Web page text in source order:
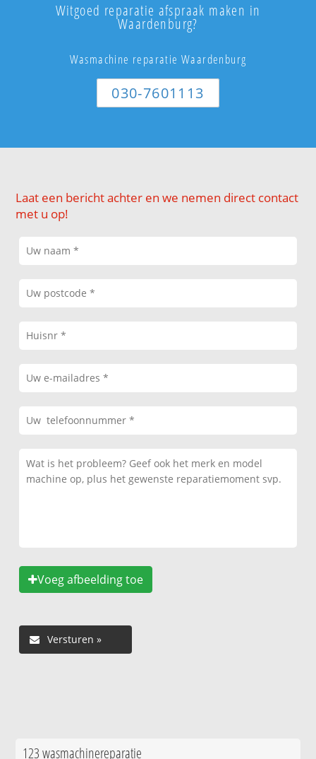
Witgoed reparatie afspraak maken in
Waardenburg?
Wasmachine reparatie Waardenburg
030-7601113
Laat een bericht achter en we nemen direct contact
met u op!
Voeg afbeelding toe
123 wasmachinereparatie